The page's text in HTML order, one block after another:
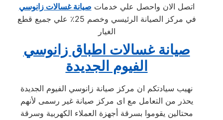
اتصل الان واحصل علي خدمات صيانة غسالات زانوسي
في مركز الصيانة الرئيسي وخصم 25٪ علي جميع قطع
الغيار
صيانة غسالات اطباق زانوسي
الفيوم الجديدة
نهيب سيادتكم ان مركز صيانة زانوسي الفيوم الجديدة
يحذر من التعامل مع اى مركز صيانة غير رسمى لأنهم
محتالين يقوموا بسرقة أجهزة العملاء الكهربية وسرقة